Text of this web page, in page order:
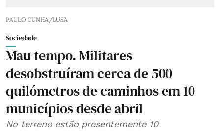
PAULO CUNHA/LUSA
Sociedade
Mau tempo. Militares
desobstruíram cerca de 500
quilómetros de caminhos em 10
municípios desde abril
No terreno estão presentemente 10